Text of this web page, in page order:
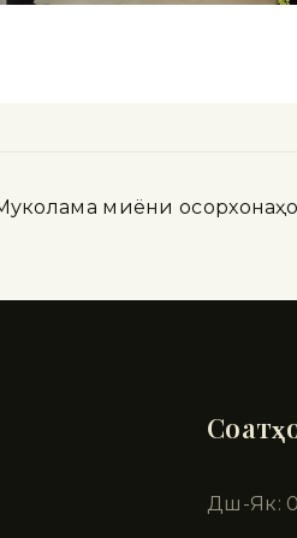
миёни
Дш-Як: